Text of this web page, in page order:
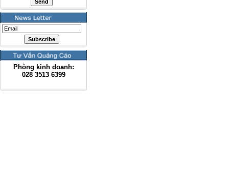
Phòng kinh doanh:
028 3513 6399